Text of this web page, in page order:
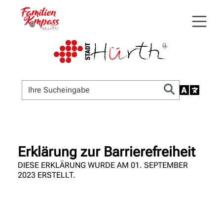
Erklärung zur Barrierefreiheit
DIESE ERKLÄRUNG WURDE AM 01. SEPTEMBER
2023 ERSTELLT.